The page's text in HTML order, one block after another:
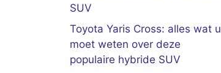
SUV
Toyota Yaris Cross: alles wat u
moet weten over deze
populaire hybride SUV